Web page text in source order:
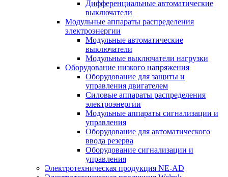
Дифференциальные автоматические
выключатели
Модульные аппараты распределения
электроэнергии
Модульные автоматические
выключатели
Модульные выключатели нагрузки
Оборудование низкого напряжения
Оборудование для защиты и
управления двигателем
Силовые аппараты распределения
электроэнергии
Модульные аппараты сигнализации и
управления
Оборудование для автоматического
ввода резерва
Оборудование сигнализации и
управления
Электротехническая продукция NE-AD